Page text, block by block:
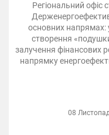
Регіональний офіс
основних напрямах:
створення
залучення фінансових
напрямку
08